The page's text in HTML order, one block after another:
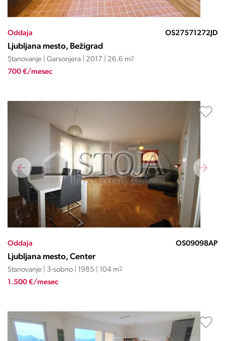
Oddaja OS27571272JD
Ljubljana mesto, Bežigrad
Stanovanje | Garsonjera | 2017 | 26.6 m2
700 €/mesec
Oddaja OS09098AP
Ljubljana mesto, Center
Stanovanje | 3-sobno | 1985 | 104 m2
1.500 €/mesec